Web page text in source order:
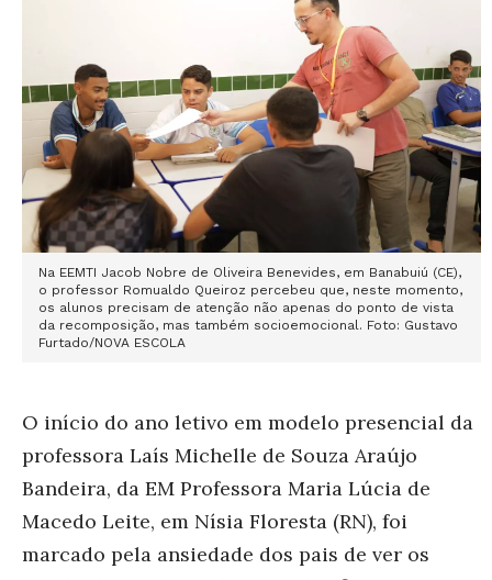
Na EEMTI Jacob Nobre de Oliveira Benevides, em Banabuiú (CE),
o professor Romualdo Queiroz percebeu que, neste momento,
os alunos precisam de atenção não apenas do ponto de vista
da recomposição, mas também socioemocional. Foto: Gustavo
Furtado/NOVA ESCOLA
O início do ano letivo em modelo presencial da
professora Laís Michelle de Souza Araújo
Bandeira, da EM Professora Maria Lúcia de
Macedo Leite, em Nísia Floresta (RN), foi
marcado pela ansiedade dos pais de ver os